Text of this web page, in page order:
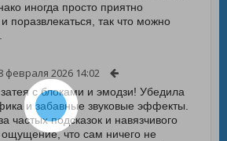
иногда просто приятно
поразвлекаться, так что можно
февраля 2026 14:02
с блоками и эмодзи! Убедила
и забавные звуковые эффекты.
частых подсказок и навязчивого
что сам ничего не